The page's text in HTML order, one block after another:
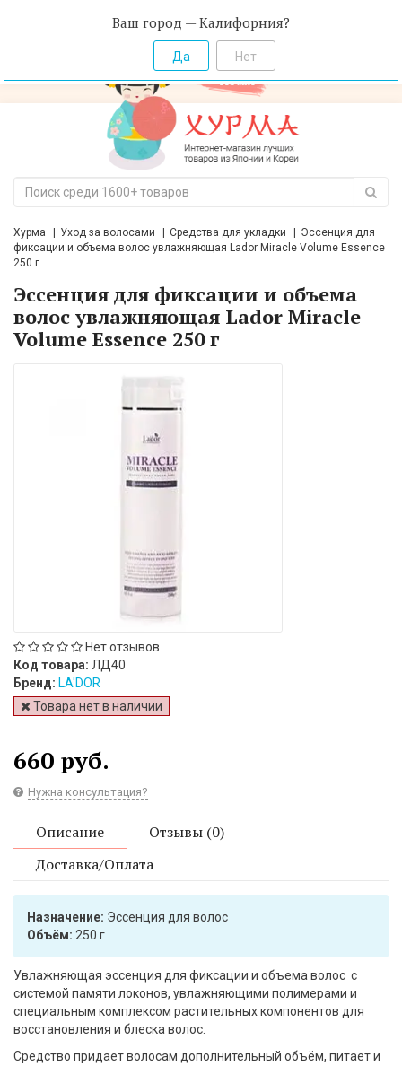
Ваш город — Калифорния?
Хурма Уход за волосами Средства для укладки
Эссенция для
фиксации и объема волос увлажняющая Lador Miracle Volume Essence
250 г
Эссенция для фиксации и объема
волос увлажняющая Lador Miracle
Volume Essence 250 г
Нет отзывов
Код товара: ЛД40
Бренд: LA'DOR
Товара нет в наличии
660 руб.
Нужна консультация?
Описание
Отзывы (0)
Доставка/Оплата
Назначение: Эссенция для волос
Объём: 250 г
Увлажняющая эссенция для фиксации и объема волос c
системой памяти локонов, увлажняющими полимерами и
специальным комплексом растительных компонентов для
восстановления и блеска волос.
Средство придает волосам дополнительный объём, питает и